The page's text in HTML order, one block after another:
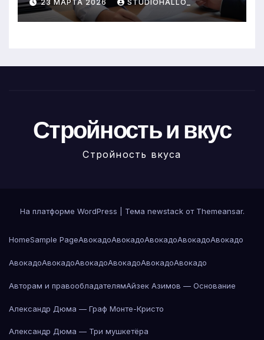
23 МАРТА 2026 STUDIOHALLO_
Стройность и вкус
Стройность вкуса
На платформе WordPress Тема newstack от Themeansar.
HomeSample PageАвокадоАвокадоАвокадоАвокадоАвокадо
АвокадоАвокадоАвокадоАвокадоАвокадоАвокадо
Авторам и правообладателямАйзек Азимов — Основание
Александр Дюма — Граф Монте-Кристо
Александр Дюма — Три мушкетёра